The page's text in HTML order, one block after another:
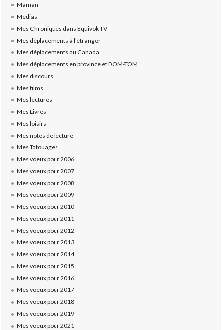
Maman
Medias
Mes Chroniques dans Equivok TV
Mes déplacements à l'étranger
Mes déplacements au Canada
Mes déplacements en province et DOM-TOM
Mes discours
Mes films
Mes lectures
Mes Livres
Mes loisirs
Mes notes de lecture
Mes Tatouages
Mes voeux pour 2006
Mes voeux pour 2007
Mes voeux pour 2008
Mes voeux pour 2009
Mes voeux pour 2010
Mes voeux pour 2011
Mes voeux pour 2012
Mes voeux pour 2013
Mes voeux pour 2014
Mes voeux pour 2015
Mes voeux pour 2016
Mes voeux pour 2017
Mes voeux pour 2018
Mes voeux pour 2019
Mes voeux pour 2021